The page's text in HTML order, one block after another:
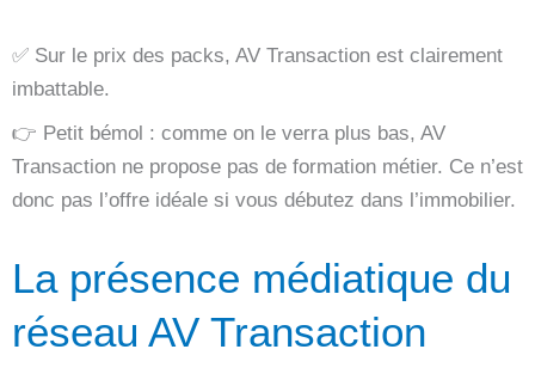
✅ Sur le prix des packs, AV Transaction est clairement
imbattable.
👉 Petit bémol : comme on le verra plus bas, AV
Transaction ne propose pas de formation métier. Ce n’est
donc pas l’offre idéale si vous débutez dans l’immobilier.
La présence médiatique du
réseau AV Transaction